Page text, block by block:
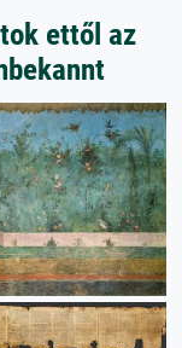
ettől az